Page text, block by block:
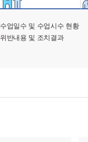
수업일수 및 수업시수 현황
위반내용 및 조치결과